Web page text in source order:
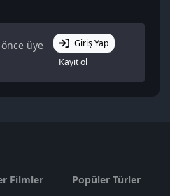
üye
Giriş Yap
Kayıt ol
Filmler
Popüler Türler